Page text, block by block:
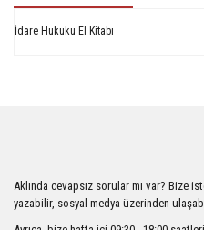
İdare Hukuku El Kitabı
Ürün açıklamasında eksik bilgiler
Ürün bilgilerinde hatalar bulunuyor.
Aklında cevapsız sorular mı var? Bize
yazabilir, sosyal medya üzerinden